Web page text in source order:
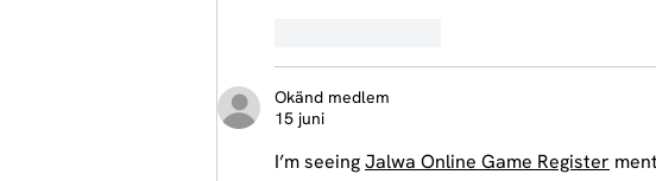
Okänd medlem
15 juni
I’m seeing Jalwa Online Game Register